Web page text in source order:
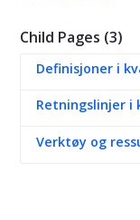
Child Pages (3)
Definisjoner i
Retningslinjer
Verktøy og